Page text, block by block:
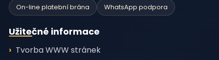
On-line platební brána
WhatsApp podpora
Užitečné informace
Tvorba WWW stránek